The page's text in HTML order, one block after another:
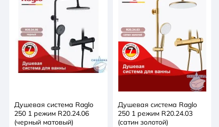
Душевая система Raglo
250 1 режим R20.24.06
(черный матовый)
Душевая система Raglo
250 1 режим R20.24.03
(сатин золотой)